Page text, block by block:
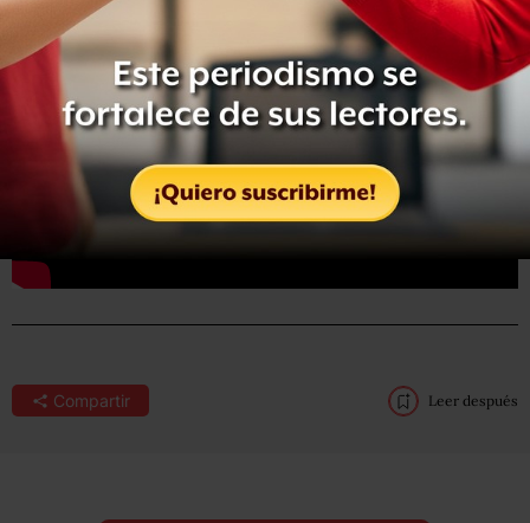
Compartir Leer después